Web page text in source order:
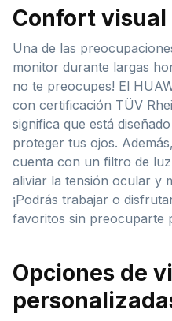
Confort visual
Una de las
monitor durante largas
no te preocupes! El
con certificación TÜV
significa que está
proteger tus ojos.
cuenta con un filtro de
aliviar la tensión ocular y
¡Podrás trabajar o
favoritos sin preocuparte
Opciones de